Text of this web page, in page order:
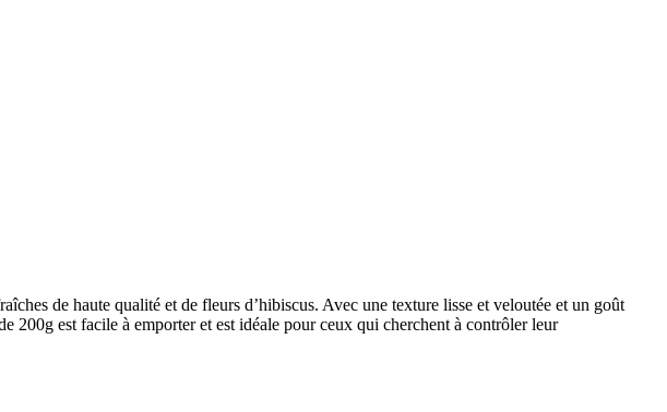
de haute qualité et de fleurs d’hibiscus. Avec une texture lisse et veloutée et un goût
est facile à emporter et est idéale pour ceux qui cherchent à contrôler leur